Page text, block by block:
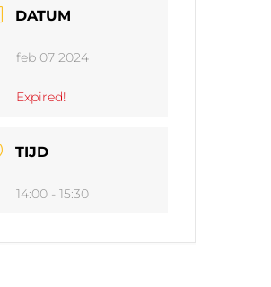
DATUM
feb 07 2024
Expired!
TIJD
14:00 - 15:30